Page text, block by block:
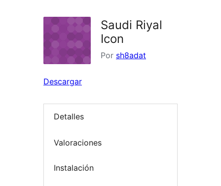
Saudi Riyal
Icon
Por sh8adat
Descargar
Detalles
Valoraciones
Instalación